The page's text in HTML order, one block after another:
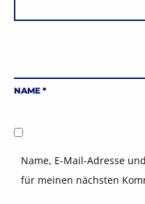
NAME *
Name, E-Mail-Adresse
für meinen nächsten